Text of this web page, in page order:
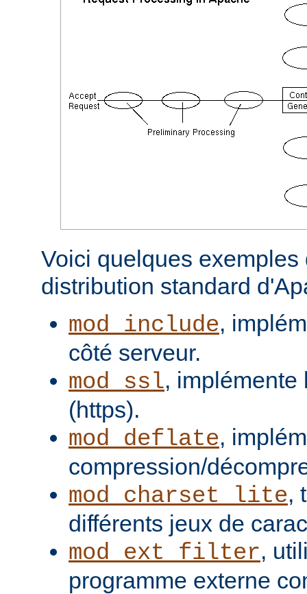
Voici quelques
distribution standard
mod_include,
côté serveur.
mod_ssl, implémente
(https).
mod_deflate,
compression/
mod_charset_lite,
différents jeux de
mod_ext_filter,
programme externe